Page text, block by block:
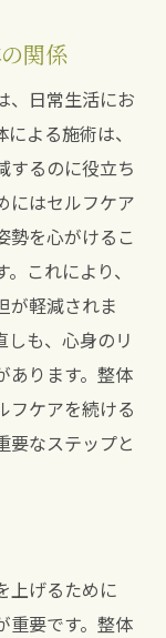
関係
、日常生活にお
よる施術は、
するのに役立ち
にはセルフケア
勢を心がけるこ
これにより、
が軽減されま
しも、心身のリ
あります。整体
フケアを続ける
要なステップと
上げるために
重要です。整体